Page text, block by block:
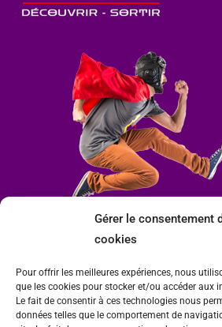
Gérer le consentement
cookies
Pour offrir les meilleures expériences, nous
que les cookies pour stocker et/ou accéder aux
Le fait de consentir à ces technologies nous
données telles que le comportement de